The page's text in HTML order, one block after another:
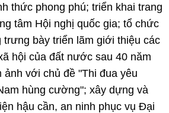
thức phong phú; triển khai trang
tâm Hội nghị quốc gia; tổ chức
trưng bày triển lãm giới thiệu các
hội của đất nước sau 40 năm
ảnh với chủ đề "Thi đua yêu
hùng cường"; xây dựng và
hậu cần, an ninh phục vụ Đại